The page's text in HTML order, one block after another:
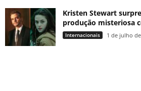
Kristen Stewart
produção misteriosa
Internacionais 1 de julho